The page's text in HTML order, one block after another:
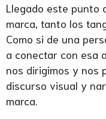
Llegado este punto
marca, tanto los
Como si de una
a conectar con esa
nos dirigimos y nos
discurso visual y
marca.